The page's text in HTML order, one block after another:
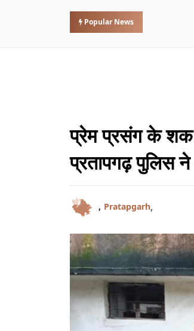
Popular News
प्रेम प्रसंग के
प्रतापगढ़ पुलिस ने
, Pratapgarh,